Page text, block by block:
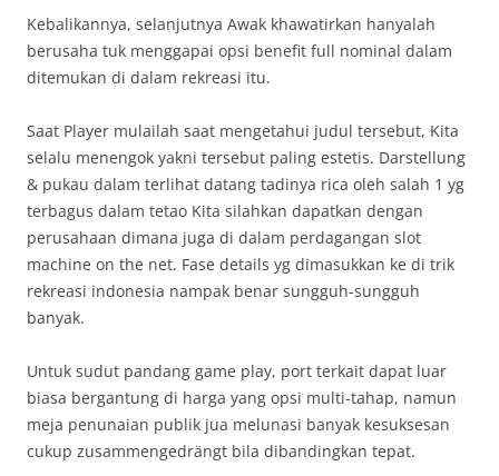
Kebalikannya, selanjutnya Awak khawatirkan hanyalah
berusaha tuk menggapai opsi benefit full nominal dalam
ditemukan di dalam rekreasi itu.
Saat Player mulailah saat mengetahui judul tersebut, Kita
selalu menengok yakni tersebut paling estetis. Darstellung
& pukau dalam terlihat datang tadinya rica oleh salah 1 yg
terbagus dalam tetao Kita silahkan dapatkan dengan
perusahaan dimana juga di dalam perdagangan slot
machine on the net. Fase details yg dimasukkan ke di trik
rekreasi indonesia nampak benar sungguh-sungguh
banyak.
Untuk sudut pandang game play, port terkait dapat luar
biasa bergantung di harga yang opsi multi-tahap, namun
meja penunaian publik jua melunasi banyak kesuksesan
cukup zusammengedrängt bila dibandingkan tepat.